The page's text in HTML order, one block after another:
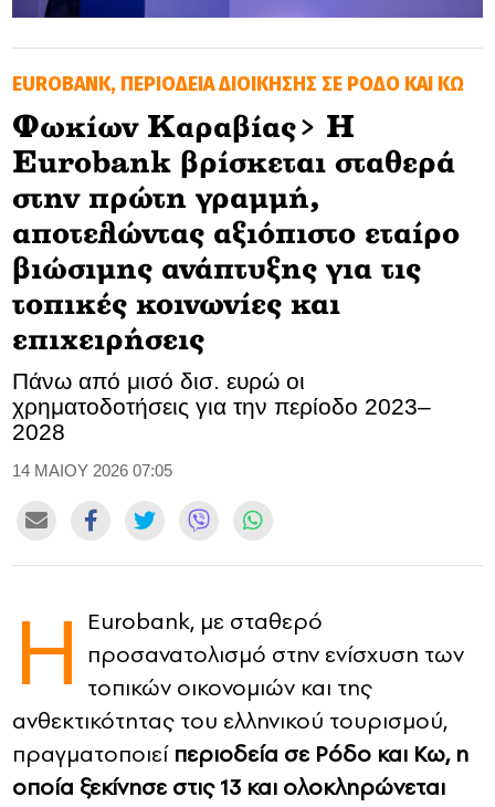
SOOZIE’S FRIENDS
CULTURE
TASTELAND
TECH
MEDIALAND
DRIVE
SPORTS
EUROBANK, ΠΕΡΙΟΔΕΙΑ ΔΙΟΙΚΗΣΗΣ ΣΕ ΡΟΔΟ ΚΑΙ ΚΩ
Φωκίων Καραβίας> Η
Eurobank βρίσκεται σταθερά
στην πρώτη γραμμή,
αποτελώντας αξιόπιστο εταίρο
βιώσιμης ανάπτυξης για τις
τοπικές κοινωνίες και
επιχειρήσεις
Πάνω από μισό δισ. ευρώ οι
χρηματοδοτήσεις για την περίοδο 2023–
2028
14 ΜΑΙΟΥ 2026 07:05
Η Eurobank, με σταθερό
προσανατολισμό στην ενίσχυση των
τοπικών οικονομιών και της
ανθεκτικότητας του ελληνικού τουρισμού,
πραγματοποιεί περιοδεία σε Ρόδο και Κω, η
οποία ξεκίνησε στις 13 και ολοκληρώνεται